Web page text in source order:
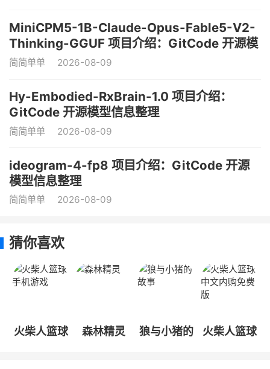
MiniCPM5-1B-Claude-Opus-Fable5-V2-
Thinking-GGUF 项目介绍：GitCode 开源模
型信息整理
简简单单 2026-08-09
Hy-Embodied-RxBrain-1.0 项目介绍：
GitCode 开源模型信息整理
简简单单 2026-08-09
ideogram-4-fp8 项目介绍：GitCode 开源
模型信息整理
简简单单 2026-08-09
猜你喜欢
火柴人篮球
森林精灵
狼与小猪的
火柴人篮球